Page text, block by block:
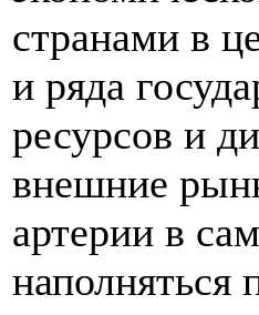
странами в
и ряда
ресурсов и
внешние
артерии в
наполняться